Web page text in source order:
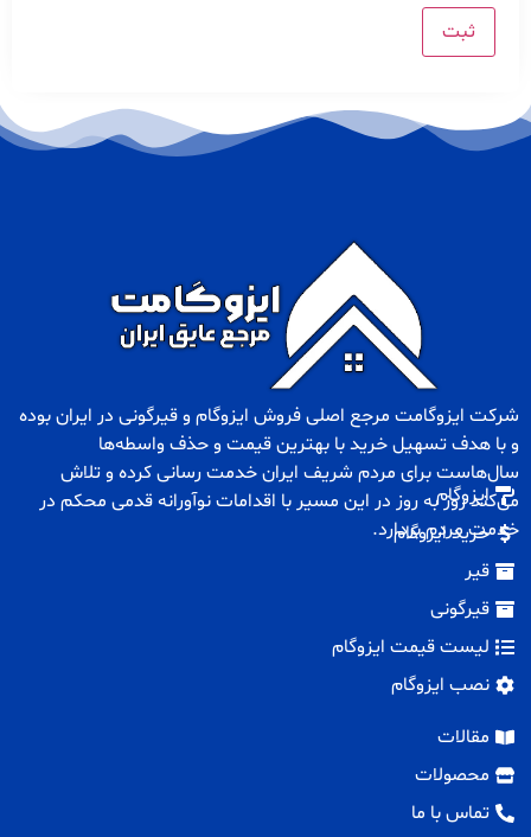
شرکت ایزوگامت مرجع اصلی فروش ایزوگام وقیرگونی در ایران بوده
و با هدف تسهیل خرید با بهترین قیمت و حذف واسطه‌ها
سال‌هاست برای مردم شریف ایران خدمت رسانی کرده و تلاش
می‌کند روز به روز در این مسیر با اقدامات نوآورانه قدمی محکم در
خدمت مردم بردارد.
ایزوگام
خرید ایزوگام
قیر
قیرگونی
لیست قیمت ایزوگام
نصب ایزوگام
مقالات
محصولات
تماس با ما